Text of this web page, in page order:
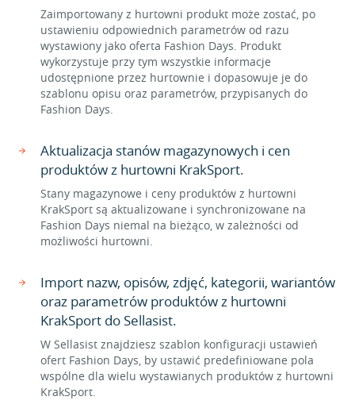
Zaimportowany z hurtowni produkt może zostać, po
ustawieniu odpowiednich parametrów od razu
wystawiony jako oferta Fashion Days. Produkt
wykorzystuje przy tym wszystkie informacje
udostępnione przez hurtownie i dopasowuje je do
szablonu opisu oraz parametrów, przypisanych do
Fashion Days.
Aktualizacja stanów magazynowych i cen
produktów z hurtowni KrakSport.
Stany magazynowe i ceny produktów z hurtowni
KrakSport są aktualizowane i synchronizowane na
Fashion Days niemal na bieżąco, w zależności od
możliwości hurtowni.
Import nazw, opisów, zdjęć, kategorii, wariantów
oraz parametrów produktów z hurtowni
KrakSport do Sellasist.
W Sellasist znajdziesz szablon konfiguracji ustawień
ofert Fashion Days, by ustawić predefiniowane pola
wspólne dla wielu wystawianych produktów z hurtowni
KrakSport.